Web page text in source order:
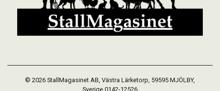
© 2026 StallMagasinet AB, Västra Lärketorp, 59595 MJÖLBY,
Sverige 0142-12526